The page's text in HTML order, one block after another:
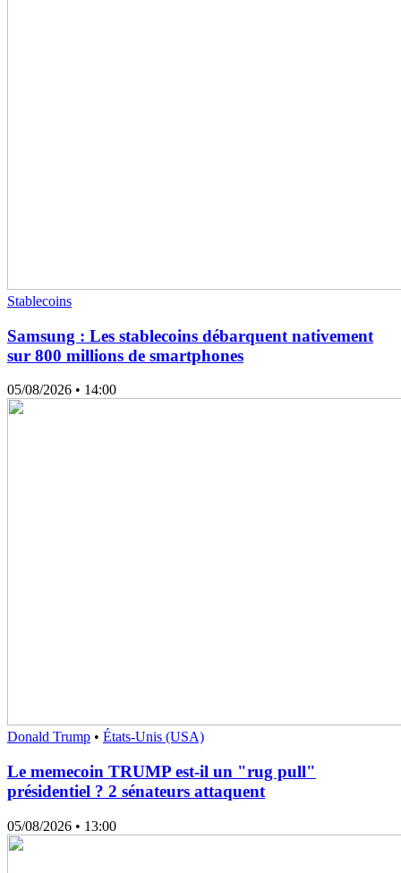
Stablecoins
Samsung : Les stablecoins débarquent nativement
sur 800 millions de smartphones
05/08/2026 • 14:00
Donald Trump • États-Unis (USA)
Le memecoin TRUMP est-il un "rug pull"
présidentiel ? 2 sénateurs attaquent
05/08/2026 • 13:00